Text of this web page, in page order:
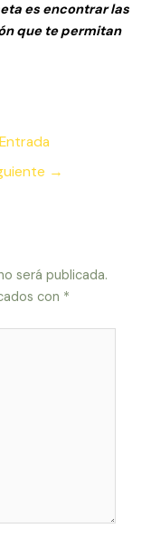
es encontrar las
que te permitan
Entrada
→
será publicada.
con *